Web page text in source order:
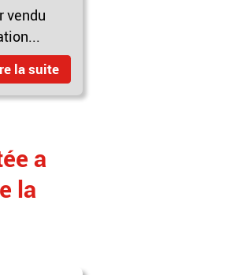
vendu
la suite
a
la